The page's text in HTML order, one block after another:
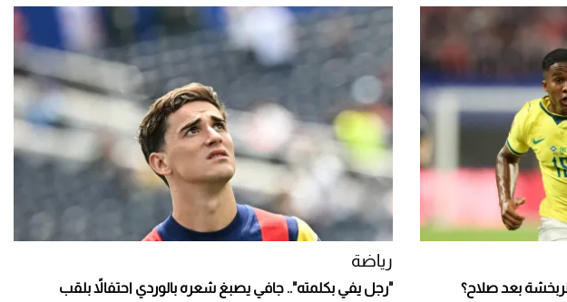
بعد صلاح؟
رياضة
"رجل يفي بكلمته".. جافي يصبغ شعره بالوردي احتفالاً بلقب